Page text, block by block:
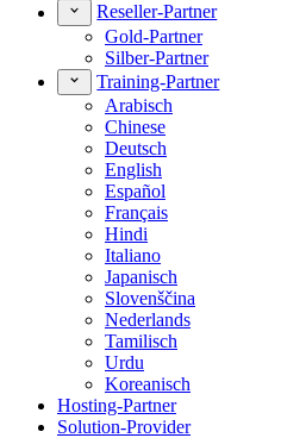
Reseller-Partner
Gold-Partner
Silber-Partner
Training-Partner
Arabisch
Chinese
Deutsch
English
Español
Français
Hindi
Italiano
Japanisch
Slovenščina
Nederlands
Tamilisch
Urdu
Koreanisch
Hosting-Partner
Solution-Provider